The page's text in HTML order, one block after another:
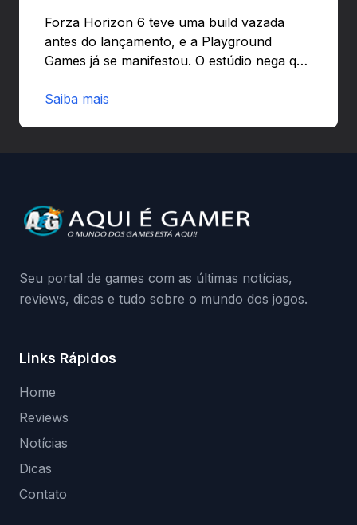
Forza Horizon 6 teve uma build vazada
antes do lançamento, e a Playground
Games já se manifestou. O estúdio nega que
preload e avisa que quem usar versões não
da Playground: negação do preload,
medidas contra acessos não autorizados
Saiba mais
Seu portal de games com as últimas notícias,
reviews, dicas e tudo sobre o mundo dos jogos.
Links Rápidos
Home
Reviews
Notícias
Dicas
Contato